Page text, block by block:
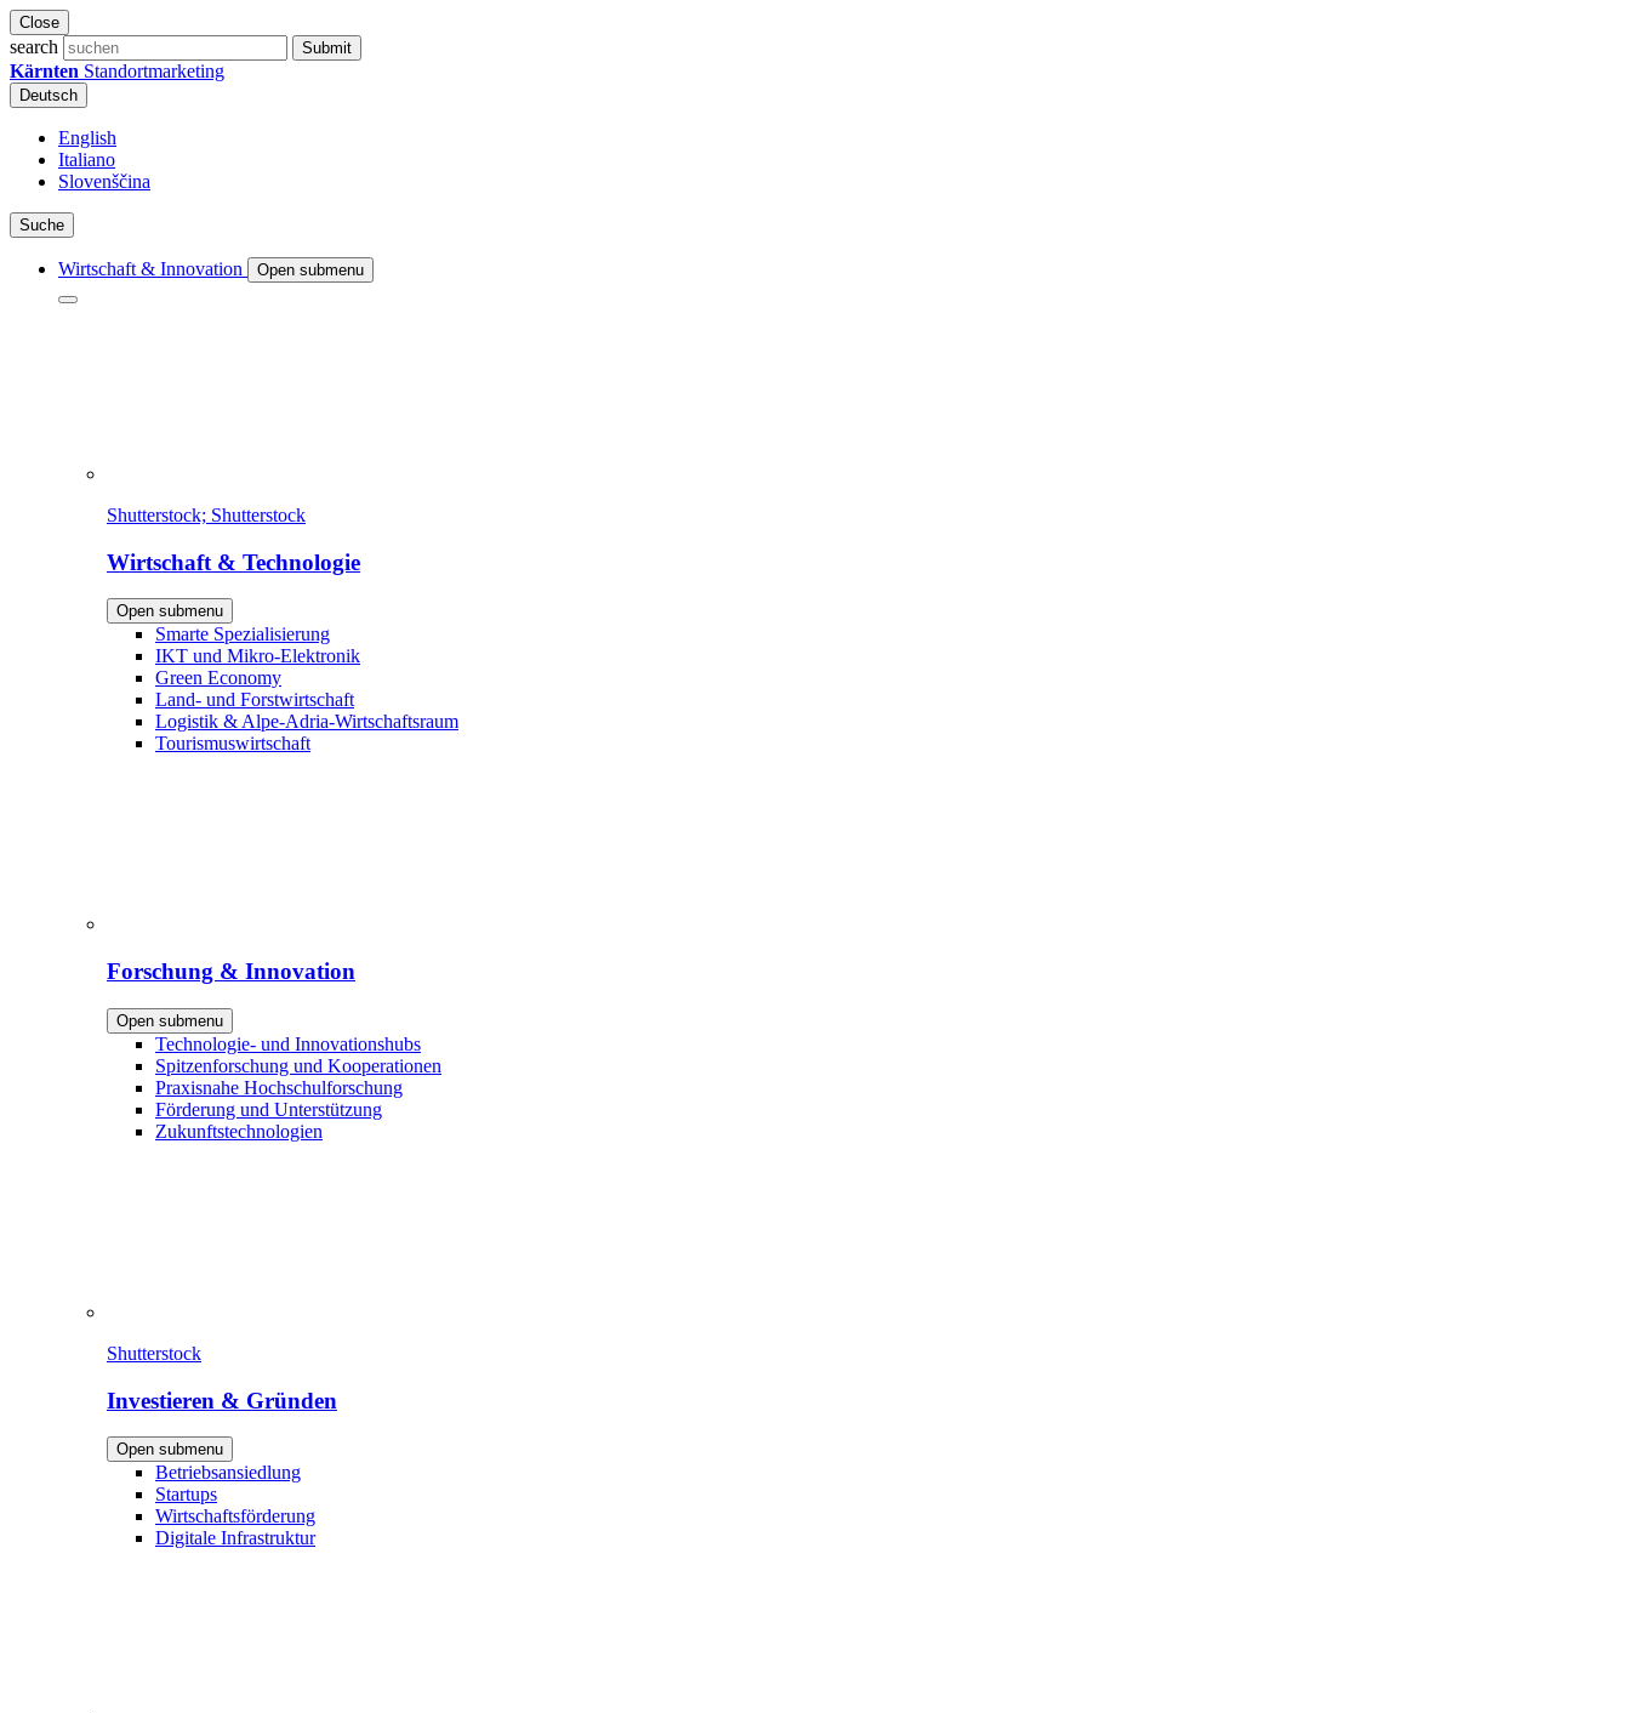
Close
search Submit
Kärnten Standortmarketing
Deutsch
English
Italiano
Slovenščina
Suche
Wirtschaft & Innovation Open submenu
Shutterstock; Shutterstock
Wirtschaft & Technologie
Open submenu
Smarte Spezialisierung
IKT und Mikro-Elektronik
Green Economy
Land- und Forstwirtschaft
Logistik & Alpe-Adria-Wirtschaftsraum
Tourismuswirtschaft
Forschung & Innovation
Open submenu
Technologie- und Innovationshubs
Spitzenforschung und Kooperationen
Praxisnahe Hochschulforschung
Förderung und Unterstützung
Zukunftstechnologien
Shutterstock
Investieren & Gründen
Open submenu
Betriebsansiedlung
Startups
Wirtschaftsförderung
Digitale Infrastruktur